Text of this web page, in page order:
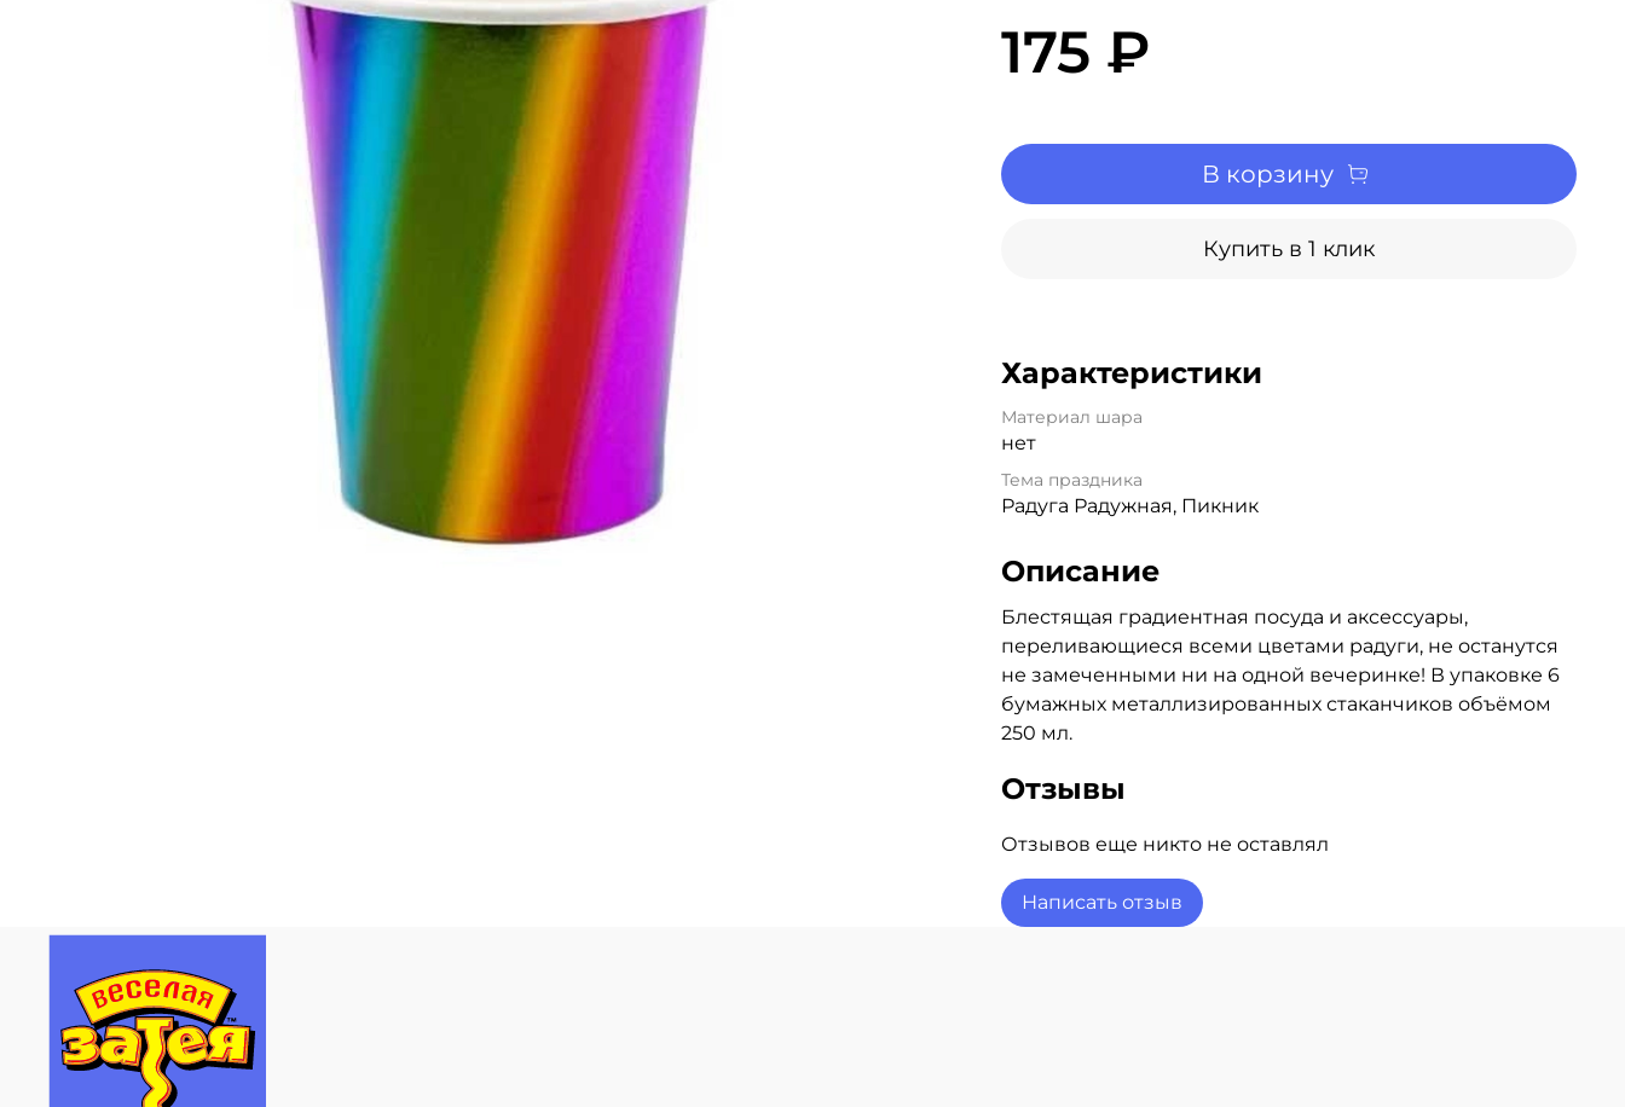
175 ₽
В корзину
Купить в 1 клик
Характеристики
Материал шара
нет
Тема праздника
Радуга Радужная, Пикник
Описание
Блестящая градиентная посуда и аксессуары,
переливающиеся всеми цветами радуги, не останутся
не замеченными ни на одной вечеринке! В упаковке 6
бумажных металлизированных стаканчиков объёмом
250 мл.
Отзывы
Отзывов еще никто не оставлял
Написать отзыв